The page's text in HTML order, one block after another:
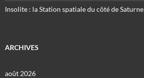
Insolite : la Station spatiale du côté de Saturne
ARCHIVES
août 2026